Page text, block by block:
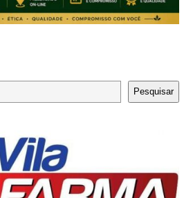
Pesquisar